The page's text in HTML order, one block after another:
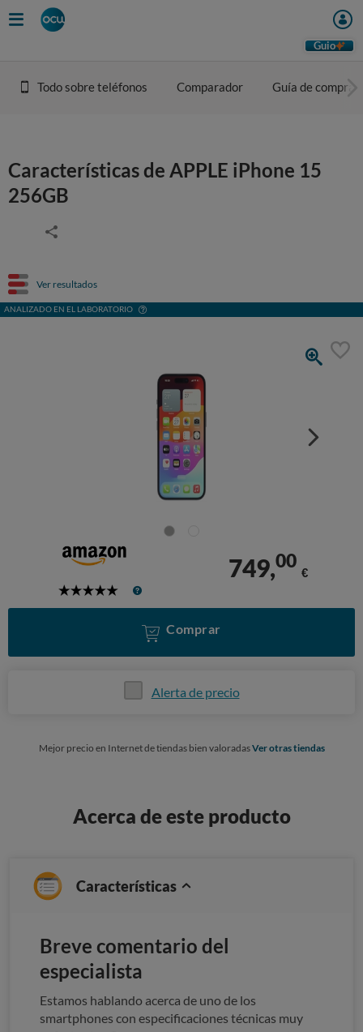
Guio
Todo sobre teléfonos Comparador Guía de compra
Características de APPLE iPhone 15
256GB
Ver resultados
ANALIZADO EN EL LABORATORIO
5
749,00
€
Comprar
Alerta de precio
Mejor precio en Internet de tiendas bien valoradasVer otras tiendas
Acerca de este producto
Características
Breve comentario del
especialista
Estamos hablando acerca de uno de los
smartphones con especificaciones técnicas muy